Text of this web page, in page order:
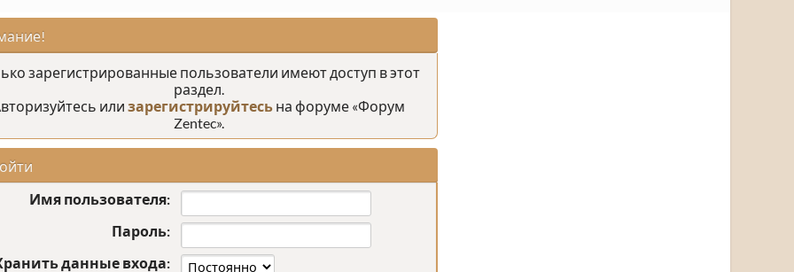
зарегистрированные пользователи имеют доступ в этот
раздел.
или зарегистрируйтесь на форуме «Форум
Zentec».
Имя пользователя:
Пароль:
данные входа: